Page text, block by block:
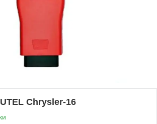
Chrysler-16